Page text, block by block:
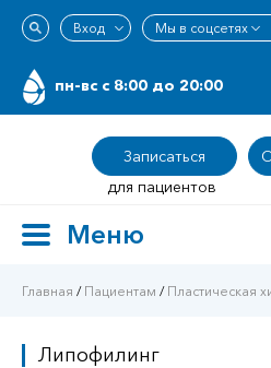
пн-вс c 8:00 до 20:00
Записаться
для пациентов
ToggleМеню
Главная / Пациентам / Пластическая
Липофилинг